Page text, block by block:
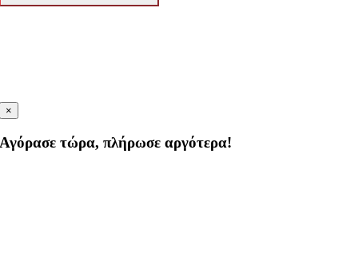
×
Αγόρασε τώρα, πλήρωσε αργότερα!